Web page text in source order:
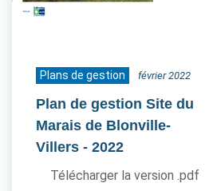
Plans de gestion février 2022
Plan de gestion Site du
Marais de Blonville-
Villers - 2022
Télécharger la version .pdf